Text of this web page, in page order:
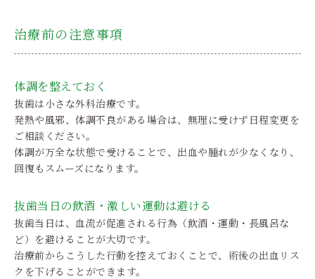
治療前の注意事項
体調を整えておく
抜歯は小さな外科治療です。
発熱や風邪、体調不良がある場合は、無理に受けず日程変更を
ご相談ください。
体調が万全な状態で受けることで、出血や腫れが少なくなり、
回復もスムーズになります。
抜歯当日の飲酒・激しい運動は避ける
抜歯当日は、血流が促進される行為（飲酒・運動・長風呂な
ど）を避けることが大切です。
治療前からこうした行動を控えておくことで、術後の出血リス
クを下げることができます。